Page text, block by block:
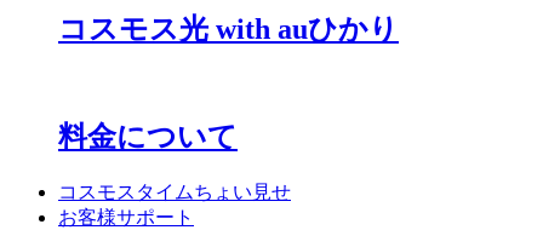
コスモス光 with auひかり
料金について
コスモスタイムちょい見せ
お客様サポート